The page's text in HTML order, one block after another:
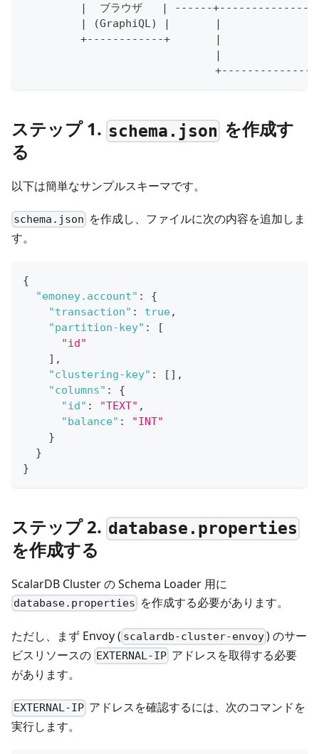
|  ブラウザ   | ------
| (GraphiQL) |       |
+------------+       |
ステップ 1. schema.json を作成す
る
以下は簡単なサンプルスキーマです。
schema.json を作成し、ファイルに次の内容を追加しま
す。
{
"emoney.account" :
{
"transaction" : true,
"partition-key" :
[
"id"
] ,
"clustering-key" : [ ] ,
"columns" :
{
"id" : "TEXT" ,
"balance" :
"INT"
}
}
}
ステップ 2. database.properties
を作成する
ScalarDB Cluster の Schema Loader 用に
database.properties を作成する必要があります。
ただし、まず Envoy ( scalardb-cluster-envoy) のサー
ビスリソースの EXTERNAL-IP アドレスを取得する必要
があります。
EXTERNAL-IP アドレスを確認するには、次のコマンドを
実行します。